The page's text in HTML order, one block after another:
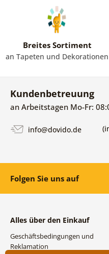
Breites Sortiment
an Tapeten und Dekorationen
Kundenbetreuung
an Arbeitstagen Mo-Fr:
info@dovido.de
Folgen Sie uns auf
Alles über den Einkauf
Geschäftsbedingungen und
Reklamation